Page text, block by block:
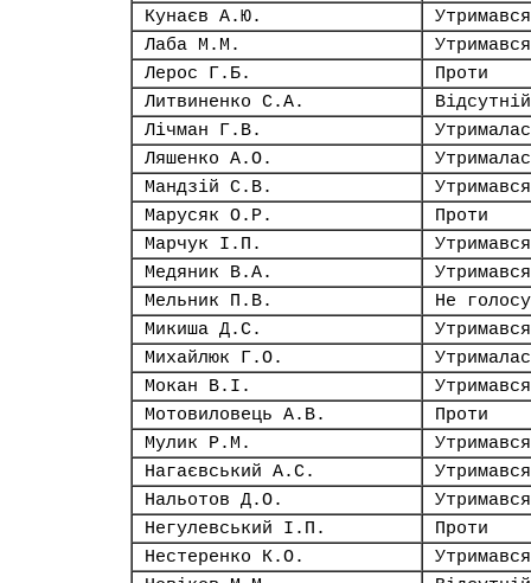
Кунаєв А.Ю.
Утримався
Лаба М.М.
Утримався
Лерос Г.Б.
Проти
Литвиненко С.А.
Відсутній
Лічман Г.В.
Ляшенко А.О.
Мандзій С.В.
Утримався
Марусяк О.Р.
Проти
Марчук І.П.
Утримався
Медяник В.А.
Утримався
Мельник П.В.
Не
Микиша Д.С.
Утримався
Михайлюк Г.О.
Мокан В.І.
Утримався
Мотовиловець А.В.
Проти
Мулик Р.М.
Утримався
Нагаєвський А.С.
Утримався
Нальотов Д.О.
Утримався
Негулевський І.П.
Проти
Нестеренко К.О.
Утримався